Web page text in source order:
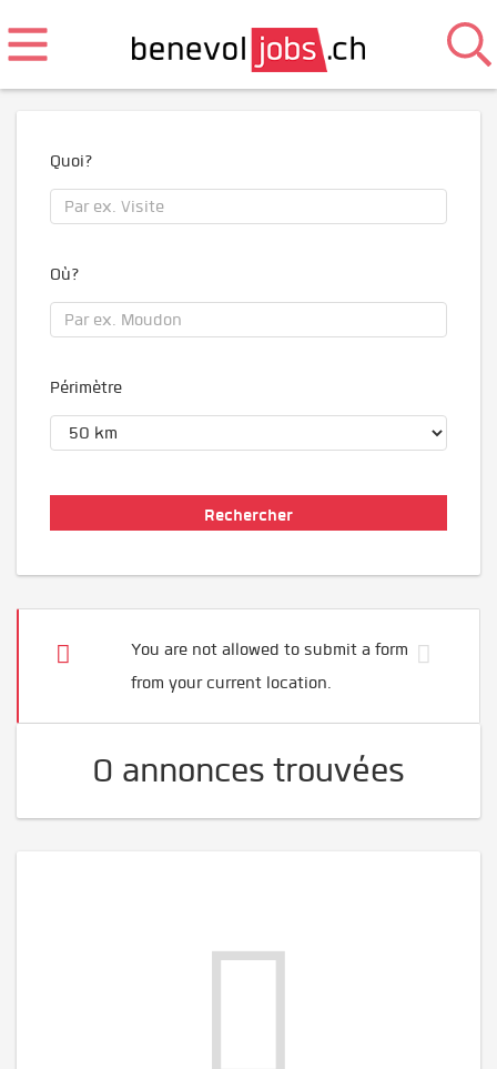
Quoi?
Où?
Périmètre
You are not allowed to submit a form
from your current location.
0 annonces trouvées